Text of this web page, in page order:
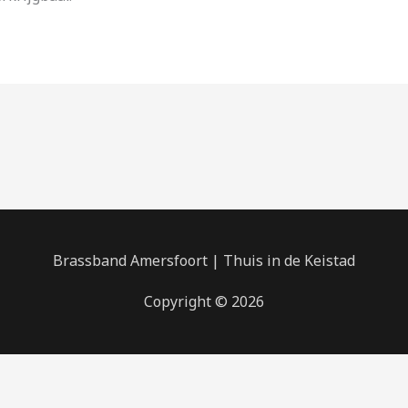
Brassband Amersfoort | Thuis in de Keistad
Copyright © 2026